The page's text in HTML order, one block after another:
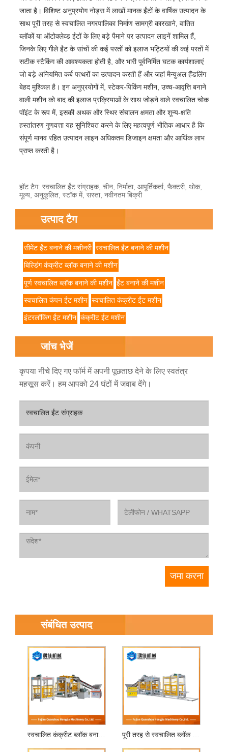
जाता है। विशिष्ट अनुप्रयोग नोड्स में लाखों मानक ईंटों के वार्षिक उत्पादन के
साथ पूरी तरह से स्वचालित नगरपालिका निर्माण सामग्री कारखाने, वातित
ब्लॉकों या ऑटोक्लेव्ड ईंटों के लिए बड़े पैमाने पर उत्पादन लाइनें शामिल हैं,
जिनके लिए गीले ईंट के सांचों की कई परतों को इलाज भट्टियों की कई परतों में
सटीक स्टैकिंग की आवश्यकता होती है, और भारी पूर्वनिर्मित घटक कार्यशालाएं
जो बड़े अनियमित कर्ब पत्थरों का उत्पादन करती हैं और जहां मैन्युअल हैंडलिंग
बेहद मुश्किल है। इन अनुप्रयोगों में, स्टेकर-पिकिंग मशीन, उच्च-आवृत्ति बनाने
वाली मशीन को बाद की इलाज प्रक्रियाओं के साथ जोड़ने वाले स्वचालित चोक
पॉइंट के रूप में, इसकी अथक और स्थिर संचालन क्षमता और शून्य-क्षति
हस्तांतरण गुणवत्ता यह सुनिश्चित करने के लिए महत्वपूर्ण भौतिक आधार है कि
संपूर्ण मानव रहित उत्पादन लाइन अधिकतम डिजाइन क्षमता और आर्थिक लाभ
प्राप्त करती है।
हॉट टैग: स्वचालित ईंट संग्राहक, चीन, निर्माता, आपूर्तिकर्ता, फैक्टरी, थोक,
मूल्य, अनुकूलित, स्टॉक में, सस्ता, नवीनतम बिक्री
उत्पाद टैग
सीमेंट ईंट बनाने की मशीनरी स्वचालित ईंट बनाने की मशीन
बिल्डिंग कंक्रीट ब्लॉक बनाने की मशीन
पूर्ण स्वचालित ब्लॉक बनाने की मशीन ईंट बनाने की मशीन
स्वचालित कंपन ईंट मशीन स्वचालित कंक्रीट ईंट मशीन
इंटरलॉकिंग ईंट मशीन कंक्रीट ईंट मशीन
जांच भेजें
कृपया नीचे दिए गए फॉर्म में अपनी पूछताछ देने के लिए स्वतंत्र
महसूस करें। हम आपको 24 घंटों में जवाब देंगे।
संबंधित उत्पाद
स्वचालित कंक्रीट ब्लॉक बनाने की मशीन